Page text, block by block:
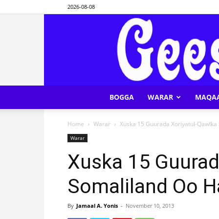
2026-08-08
BOGGA WARAR
Home Warar Xuska 15 Guurada Xoriyatul-
Warar
Xuska 15
Somaliland Oo
By Jamaal A. Yonis - November 10, 2013